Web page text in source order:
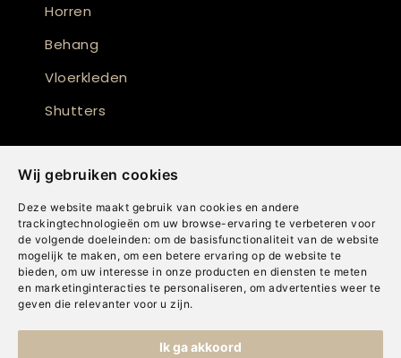
Wij gebruiken cookies
Deze website maakt gebruik van cookies en andere
trackingtechnologieën om uw browse-ervaring te verbeteren voor
de volgende doeleinden: om de basisfunctionaliteit van de website
mogelijk te maken , om een betere ervaring op de website te
bieden, om uw interesse in onze producten en diensten te meten
en marketinginteracties te personaliseren , om advertenties weer te
geven die relevanter voor u zijn.
Ik ga akkoord
Horren
Behang
Vloerkleden
Shutters
Cookies